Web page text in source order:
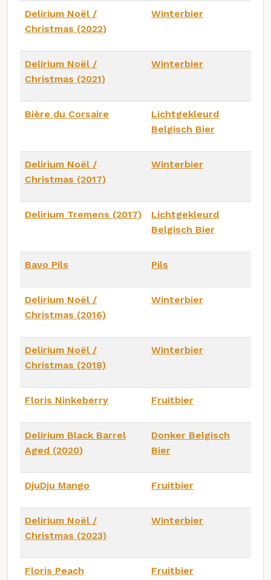
Delirium Noël /
Christmas (2022)
Winterbier
Delirium Noël /
Christmas (2021)
Winterbier
Bière du Corsaire
Lichtgekleurd
Belgisch Bier
Delirium Noël /
Christmas (2017)
Winterbier
Delirium Tremens (2017)
Lichtgekleurd
Belgisch Bier
Bavo Pils Pils
Delirium Noël /
Christmas (2016)
Winterbier
Delirium Noël /
Christmas (2018)
Winterbier
Floris Ninkeberry Fruitbier
Delirium Black Barrel
Aged (2020)
Donker Belgisch
Bier
DjuDju Mango Fruitbier
Delirium Noël /
Christmas (2023)
Winterbier
Floris Peach Fruitbier